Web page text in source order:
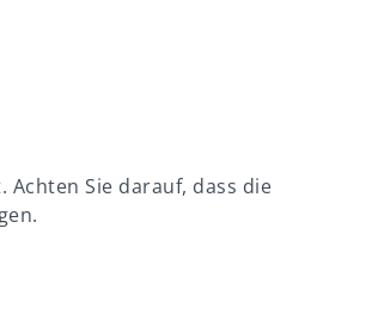
Achten Sie darauf, dass die